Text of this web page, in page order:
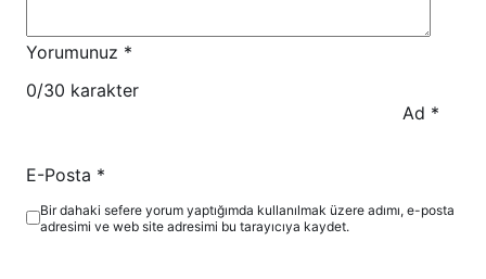
Yorumunuz *
0/30 karakter
Ad *
E-Posta *
Bir dahaki sefere yorum yaptığımda kullanılmak üzere adımı, e-posta
adresimi ve web site adresimi bu tarayıcıya kaydet.